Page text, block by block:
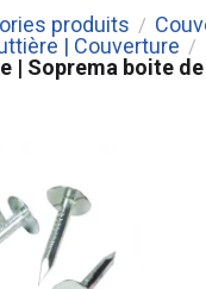
produits /
| Couverture /
| Soprema boite